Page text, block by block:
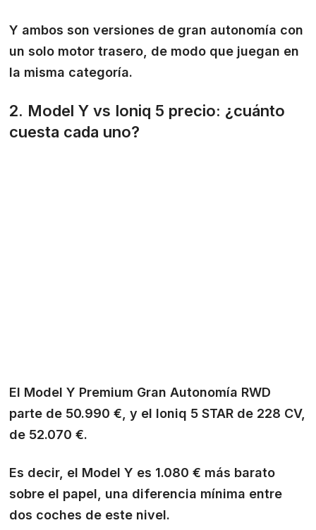
Y ambos son versiones de gran autonomía con
un solo motor trasero, de modo que juegan en
la misma categoría.
2. Model Y vs Ioniq 5 precio: ¿cuánto
cuesta cada uno?
El Model Y Premium Gran Autonomía RWD
parte de 50.990 €, y el Ioniq 5 STAR de 228 CV,
de 52.070 €.
Es decir, el Model Y es 1.080 € más barato
sobre el papel, una diferencia mínima entre
dos coches de este nivel.